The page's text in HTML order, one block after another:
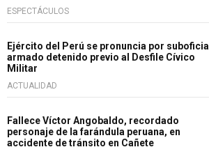
ESPECTÁCULOS
Ejército del Perú se pronuncia por suboficial
armado detenido previo al Desfile Cívico
Militar
ACTUALIDAD
Fallece Víctor Angobaldo, recordado
personaje de la farándula peruana, en
accidente de tránsito en Cañete